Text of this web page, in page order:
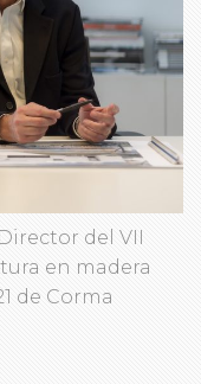
del VII
en madera
de Corma